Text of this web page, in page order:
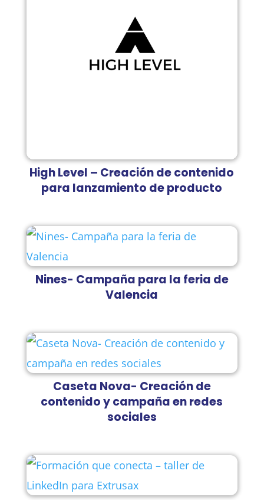
High Level – Creación de contenido
para lanzamiento de producto
Nines- Campaña para la feria de
Valencia
Caseta Nova- Creación de
contenido y campaña en redes
sociales